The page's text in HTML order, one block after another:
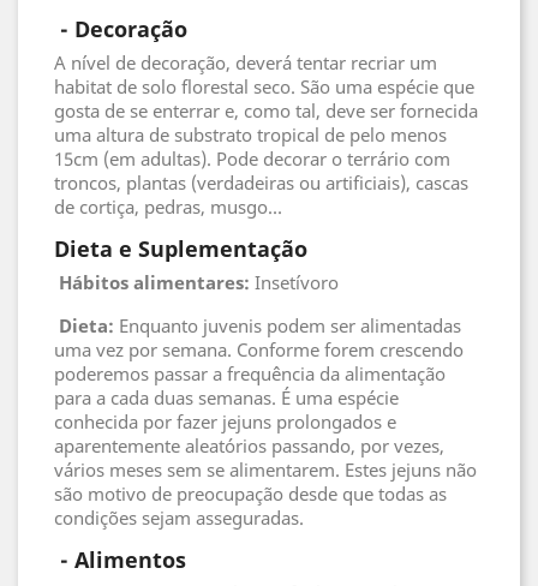
- Decoração
A nível de decoração, deverá tentar recriar um
habitat de solo florestal seco. São uma espécie que
gosta de se enterrar e, como tal, deve ser fornecida
uma altura de substrato tropical de pelo menos
15cm (em adultas). Pode decorar o terrário com
troncos, plantas (verdadeiras ou artificiais), cascas
de cortiça, pedras, musgo...
Dieta e Suplementação
Hábitos alimentares: Insetívoro
Dieta: Enquanto juvenis podem ser alimentadas
uma vez por semana. Conforme forem crescendo
poderemos passar a frequência da alimentação
para a cada duas semanas. É uma espécie
conhecida por fazer jejuns prolongados e
aparentemente aleatórios passando, por vezes,
vários meses sem se alimentarem. Estes jejuns não
são motivo de preocupação desde que todas as
condições sejam asseguradas.
- Alimentos